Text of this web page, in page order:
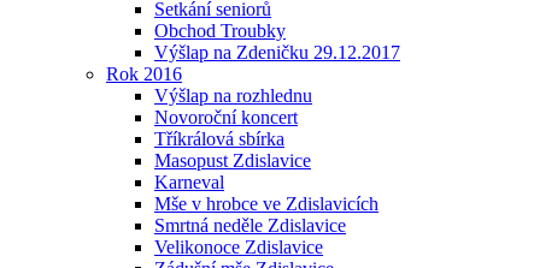
Setkání seniorů
Obchod Troubky
Výšlap na Zdeničku 29.12.2017
Rok 2016
Výšlap na rozhlednu
Novoroční koncert
Tříkrálová sbírka
Masopust Zdislavice
Karneval
Mše v hrobce ve Zdislavicích
Smrtná neděle Zdislavice
Velikonoce Zdislavice